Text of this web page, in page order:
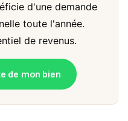
d'une demande
toute l'année.
de revenus.
de mon bien